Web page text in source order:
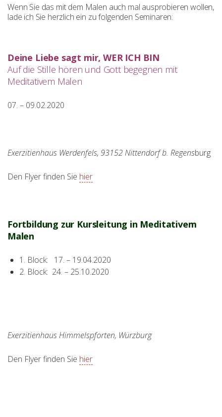
Wenn Sie das mit dem Malen auch mal ausprobieren wollen,
lade ich Sie herzlich ein zu folgenden Seminaren:
Deine Liebe sagt mir, WER ICH BIN
Auf die Stille hören und Gott begegnen mit
Meditativem Malen
07. – 09.02.2020
Exerzitienhaus Werdenfels, 93152 Nittendorf b. Regensburg
Den Flyer finden Sie hier
Fortbildung zur Kursleitung in Meditativem
Malen
1. Block: 17. – 19.04.2020
2. Block: 24. – 25.10.2020
Exerzitienhaus Himmelspforten, Würzburg
Den Flyer finden Sie hier